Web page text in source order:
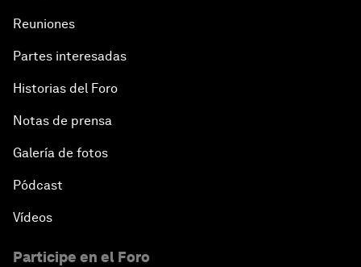
Reuniones
Partes interesadas
Historias del Foro
Notas de prensa
Galería de fotos
Pódcast
Vídeos
Participe en el Foro